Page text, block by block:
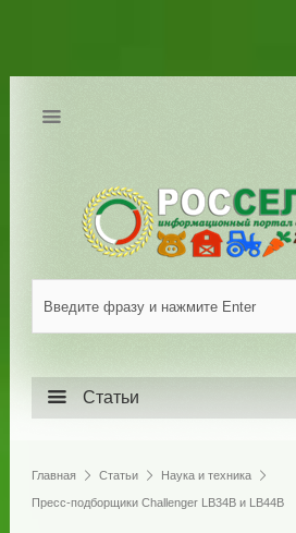
Статьи
Главная Статьи Наука и техника
Пресс-подборщики Challenger LB34B и LB44B